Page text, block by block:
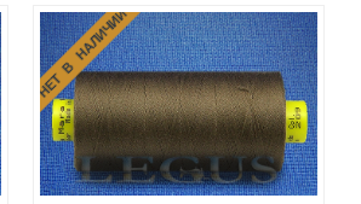
НЕТ В НАЛИЧИИ